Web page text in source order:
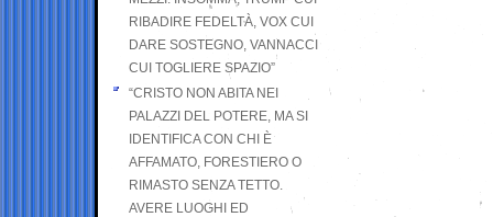
RIBADIRE FEDELTÀ, VOX CUI
DARE SOSTEGNO, VANNACCI
CUI TOGLIERE SPAZIO”
“CRISTO NON ABITA NEI
PALAZZI DEL POTERE, MA SI
IDENTIFICA CON CHI È
AFFAMATO, FORESTIERO O
RIMASTO SENZA TETTO.
AVERE LUOGHI ED